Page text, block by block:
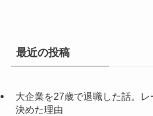
最近の投稿
大企業を27歳で退職した話。
決めた理由